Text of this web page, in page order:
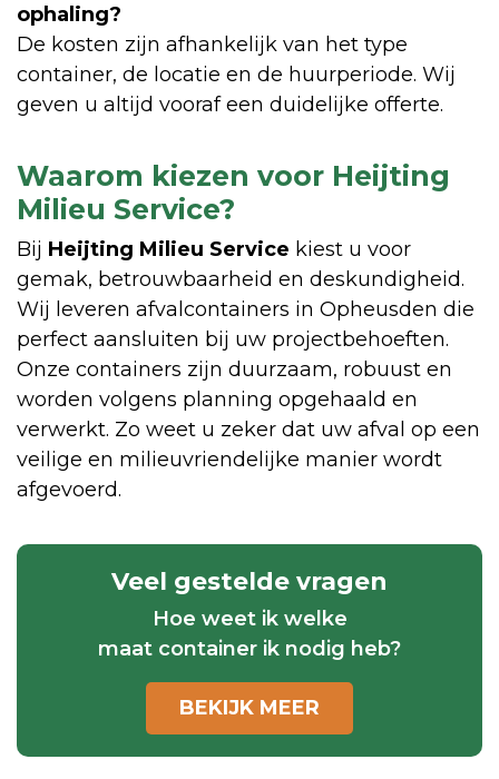
ophaling?
De kosten zijn afhankelijk van het type
container, de locatie en de huurperiode. Wij
geven u altijd vooraf een duidelijke offerte.
Waarom kiezen voor Heijting
Milieu Service?
Bij Heijting Milieu Service kiest u voor
gemak, betrouwbaarheid en deskundigheid.
Wij leveren afvalcontainers in Opheusden die
perfect aansluiten bij uw projectbehoeften.
Onze containers zijn duurzaam, robuust en
worden volgens planning opgehaald en
verwerkt. Zo weet u zeker dat uw afval op een
veilige en milieuvriendelijke manier wordt
afgevoerd.
Veel gestelde vragen
Hoe weet ik welke
maat container ik nodig heb?
BEKIJK MEER